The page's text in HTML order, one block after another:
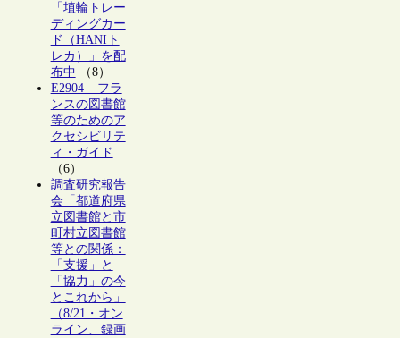
「埴輪トレー
ディングカー
ド（HANIト
レカ）」を配
布中 （8）
E2904 – フラ
ンスの図書館
等のためのア
クセシビリテ
ィ・ガイド
（6）
調査研究報告
会「都道府県
立図書館と市
町村立図書館
等との関係：
「支援」と
「協力」の今
とこれから」
（8/21・オン
ライン、録画